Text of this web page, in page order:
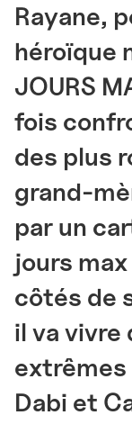
Rayane,
héroïque
JOURS
fois
des plus
grand-
par un
jours
côtés de
il va vivre
extrêmes
Dabi et